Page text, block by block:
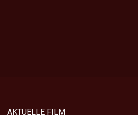
AKTUELLE FILM